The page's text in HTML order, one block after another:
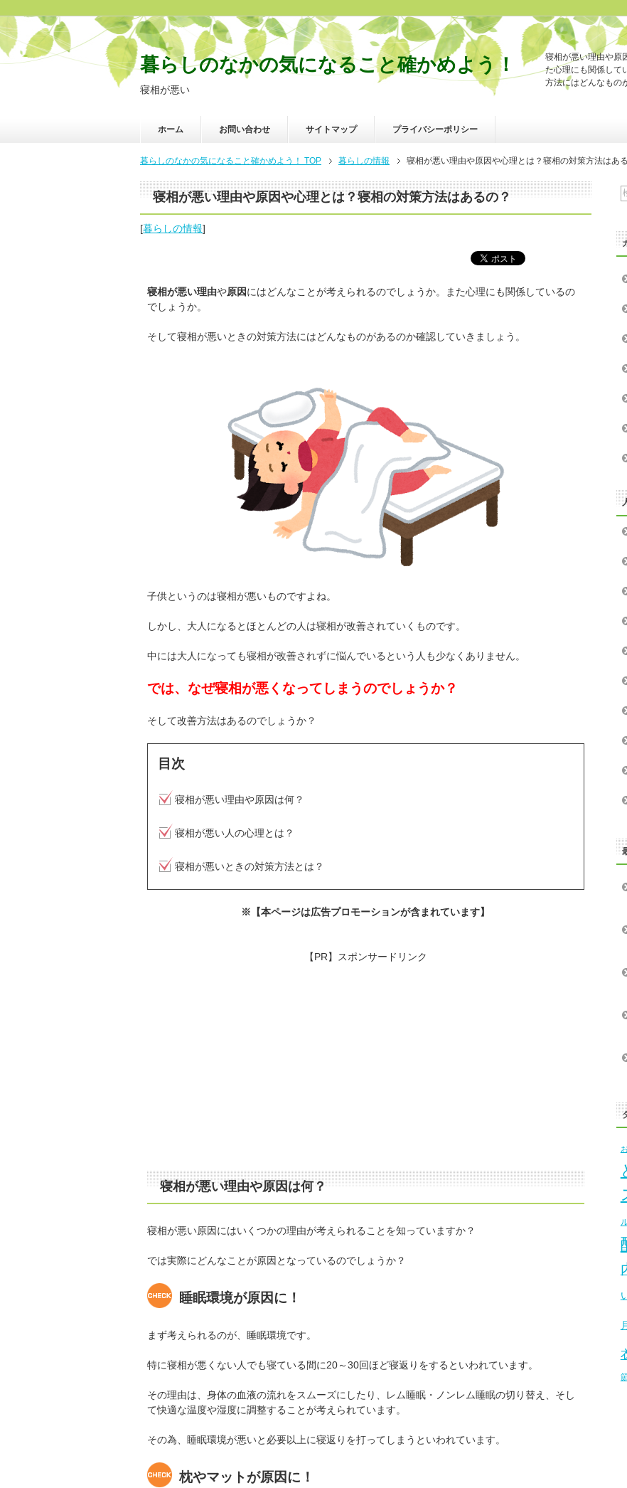
暮らしのなかの気になること確かめよう！
寝相が悪い
寝相が悪い理由や原
た心理にも関係して
方法にはどんなもの
ホーム お問い合わせ サイトマップ プライバシーポリシー
暮らしのなかの気になること確かめよう！ TOP 暮らしの情報 寝相が悪い理由や原因や心理とは？寝相の対策方法はあ
寝相が悪い理由や原因や心理とは？寝相の対策方法はあるの？
[暮らしの情報]
寝相が悪い理由や原因にはどんなことが考えられるのでしょうか。また心理にも関係しているの
でしょうか。
そして寝相が悪いときの対策方法にはどんなものがあるのか確認していきましょう。
子供というのは寝相が悪いものですよね。
しかし、大人になるとほとんどの人は寝相が改善されていくものです。
中には大人になっても寝相が改善されずに悩んでいるという人も少なくありません。
では、なぜ寝相が悪くなってしまうのでしょうか？
そして改善方法はあるのでしょうか？
目次
寝相が悪い理由や原因は何？
寝相が悪い人の心理とは？
寝相が悪いときの対策方法とは？
※【本ページは広告プロモーションが含まれています】
【PR】スポンサードリンク
寝相が悪い理由や原因は何？
寝相が悪い原因にはいくつかの理由が考えられることを知っていますか？
では実際にどんなことが原因となっているのでしょうか？
睡眠環境が原因に！
まず考えられるのが、睡眠環境です。
特に寝相が悪くない人でも寝ている間に20～30回ほど寝返りをするといわれています。
その理由は、身体の血液の流れをスムーズにしたり、レム睡眠・ノンレム睡眠の切り替え、そし
て快適な温度や湿度に調整することが考えられています。
その為、睡眠環境が悪いと必要以上に寝返りを打ってしまうといわれています。
枕やマットが原因に！
月